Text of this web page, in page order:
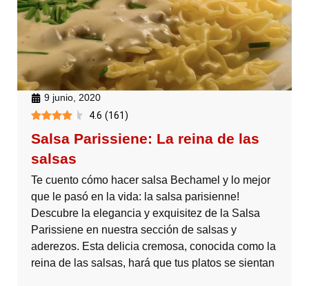
9 junio, 2020
4.6 (161)
Salsa Parissiene: La reina de las
salsas
Te cuento cómo hacer salsa Bechamel y lo mejor
que le pasó en la vida: la salsa parisienne!
Descubre la elegancia y exquisitez de la Salsa
Parissiene en nuestra sección de salsas y
aderezos. Esta delicia cremosa, conocida como la
reina de las salsas, hará que tus platos se sientan